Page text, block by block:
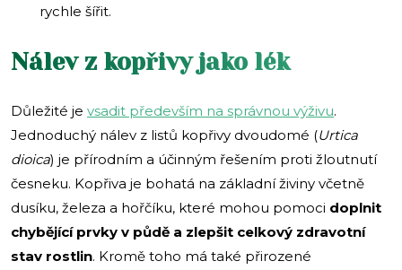
rychle šířit.
Nálev z kopřivy jako lék
Důležité je vsadit především na správnou výživu.
Jednoduchý nálev z listů kopřivy dvoudomé (Urtica
dioica) je přírodním a účinným řešením proti žloutnutí
česneku. Kopřiva je bohatá na základní živiny včetně
dusíku, železa a hořčíku, které mohou pomoci doplnit
chybějící prvky v půdě a zlepšit celkový zdravotní
stav rostlin. Kromě toho má také přirozené